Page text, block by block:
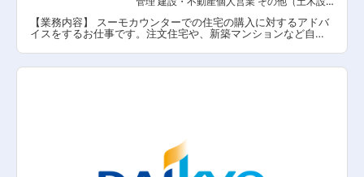
【業務内容】 スーモカウンターでの住宅の購入に対するアドバ
イスをするお仕事です。注文住宅や、新築マンションなど自社
宅をお調べし、デベロッパーと繋ぐ業務になりますので、中立
な立場から最適な住宅のご紹介が可能です。ご紹介できる物件
成し遂げたいと考えている方におススメの求人です。また、年
間休日が130日もあり、産休希望者の取得が100％、再雇用制度
など女性のライフイベントにも沿った制度が整っております。